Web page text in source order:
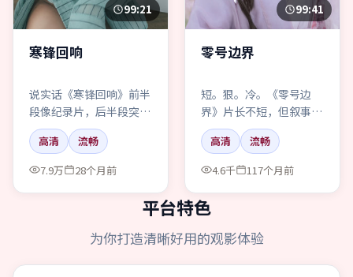
99:21
寒锋回响
说实话《寒锋回响》前半
段像纪录片，后半段突然
发疯——这种动作，爱憎
会很极端。
高清
流畅
7.9万
28个月前
99:41
零号边界
短。狠。冷。《零号边
界》片长不短，但叙事像
刀背敲桌：一下一下，让
你坐直。
高清
流畅
4.6千
117个月前
平台特色
为你打造清晰好用的观影体验